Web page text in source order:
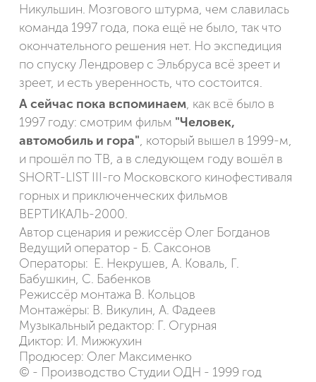
Никульшин. Мозгового штурма, чем славилась
команда 1997 года, пока ещё не было, так что
окончательного решения нет. Но экспедиция
по спуску Лендровер с Эльбруса всё зреет и
зреет, и есть уверенность, что состоится.
А сейчас пока вспоминаем, как всё было в
1997 году: смотрим фильм "Человек,
автомобиль и гора", который вышел в 1999-м,
и прошёл по ТВ, а в следующем году вошёл в
SHORT-LIST III-го Московского кинофестиваля
горных и приключенческих фильмов
ВЕРТИКАЛЬ-2000.
Автор сценария и режиссёр Олег Богданов
Ведущий оператор - Б. Саксонов
Операторы: Е. Некрушев, А. Коваль, Г.
Бабушкин, С. Бабенков
Режиссёр монтажа В. Кольцов
Монтажёры: В. Викулин, А. Фадеев
Музыкальный редактор: Г. Огурная
Диктор: И. Мижжухин
Продюсер: Олег Максименко
© - Производство Студии ОДН - 1999 год